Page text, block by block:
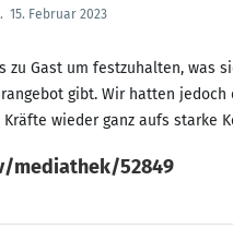
. 15. Februar 2023
zu Gast um festzuhalten,
gibt. Wir hatten
wieder ganz aufs starke
mediathek/52849